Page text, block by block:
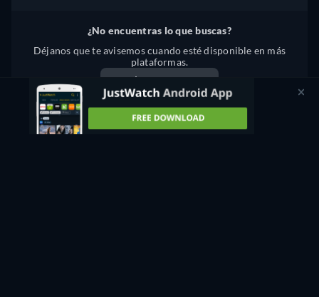
¿No encuentras lo que buscas?
Déjanos que te avisemos cuando esté disponible en más
plataformas.
Avísame
¿Hay algún problema? ¡Cuéntanoslo!